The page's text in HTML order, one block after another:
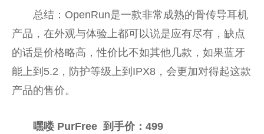
总结：OpenRun是一款非常成熟的骨传导耳机
产品，在外观与体验上都可以说是应有尽有，缺点
的话是价格略高，性价比不如其他几款，如果蓝牙
能上到5.2，防护等级上到IPX8，会更加对得起这款
产品的售价。
嘿喽 PurFree 到手价：499